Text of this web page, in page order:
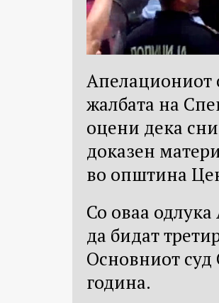
Апелациониот
жалбата на
оцени дека
доказен
во општина
Со оваа
да бидат
Основниот суд
година.